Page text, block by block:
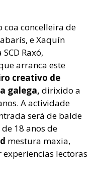
coa concelleira de
e Xaquín
Raxó,
arranca este
creativo de
galega, dirixido a
A actividade
será de balde
18 anos de
mestura maxia,
lectoras